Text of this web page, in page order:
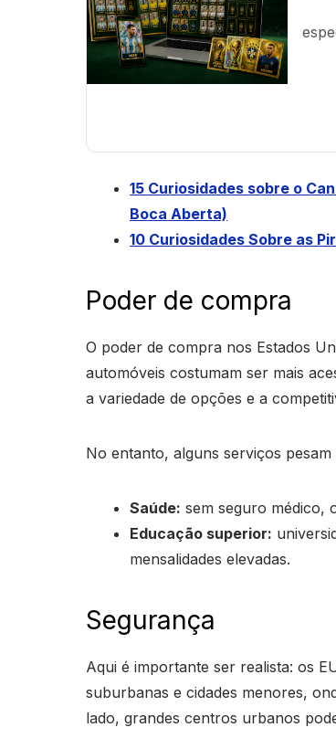
15 Curiosidades sobre o
Boca Aberta)
10 Curiosidades Sobre as
Poder de compra
O poder de compra nos Estados
automóveis costumam ser mais
a variedade de opções e a
No entanto, alguns serviços
Saúde: sem seguro médico,
Educação superior:
mensalidades elevadas.
Segurança
Aqui é importante ser realista: os
suburbanas e cidades menores,
lado, grandes centros urbanos